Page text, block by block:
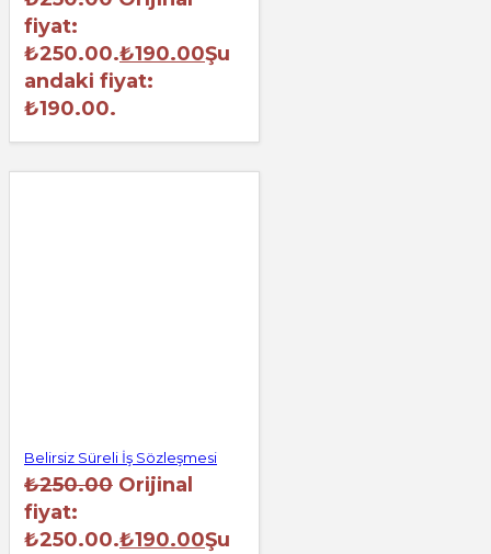
fiyat:
₺250.00.₺190.00Şu
andaki fiyat:
₺190.00.
Belirsiz Süreli İş Sözleşmesi
₺250.00 Orijinal
fiyat:
₺250.00.₺190.00Şu